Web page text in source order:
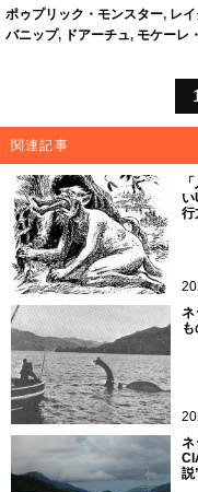
ポゥプリック・モンスター, レ
バニップ, ドアーチュ, モケーレ
関連記事
行
ネ
ネ
説